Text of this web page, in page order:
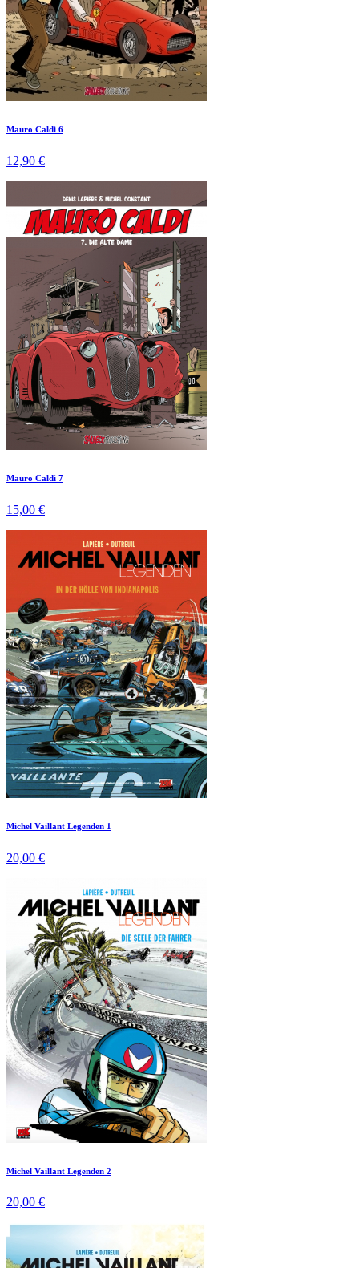
Mauro Caldi 6
12,90 €
Mauro Caldi 7
15,00 €
Michel Vaillant Legenden 1
20,00 €
Michel Vaillant Legenden 2
20,00 €